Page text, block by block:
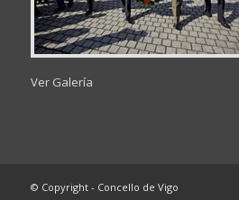
Ver Galería
© Copyright - Concello de Vigo